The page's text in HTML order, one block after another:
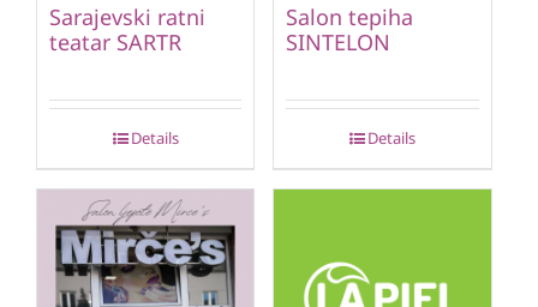
Sarajevski ratni
teatar SARTR
Details
Salon tepiha
SINTELON
Details